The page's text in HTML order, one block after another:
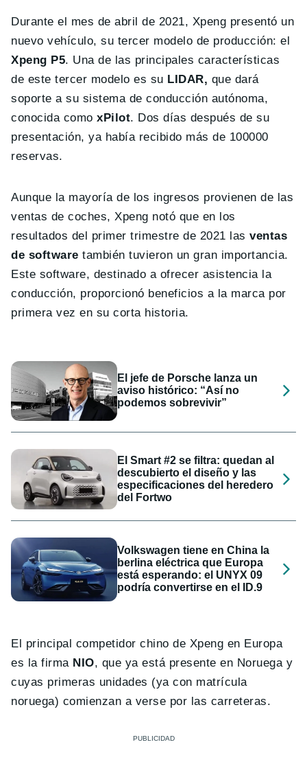
Durante el mes de abril de 2021, Xpeng presentó un
nuevo vehículo, su tercer modelo de producción: el
Xpeng P5. Una de las principales características
de este tercer modelo es su LIDAR, que dará
soporte a su sistema de conducción autónoma,
conocida comoxPilot. Dos días después de su
presentación, ya había recibido más de 100000
reservas.
Aunque la mayoría de los ingresos provienen de las
ventas de coches, Xpeng notó que en los
resultados del primer trimestre de 2021 lasventas
de softwaretambién tuvieron un gran importancia.
Este software, destinado a ofrecer asistencia la
conducción, proporcionó beneficios a la marca por
primera vez en su corta historia.
El jefe de Porsche lanza un
aviso histórico: “Así no
podemos sobrevivir”
El Smart #2 se filtra: quedan al
descubierto el diseño y las
especificaciones del heredero
del Fortwo
Volkswagen tiene en China la
berlina eléctrica que Europa
está esperando: el UNYX 09
podría convertirse en el ID.9
El principal competidor chino de Xpeng en Europa
es la firma NIO, que ya está presente en Noruega y
cuyas primeras unidades (ya con matrícula
noruega) comienzan a verse por las carreteras.